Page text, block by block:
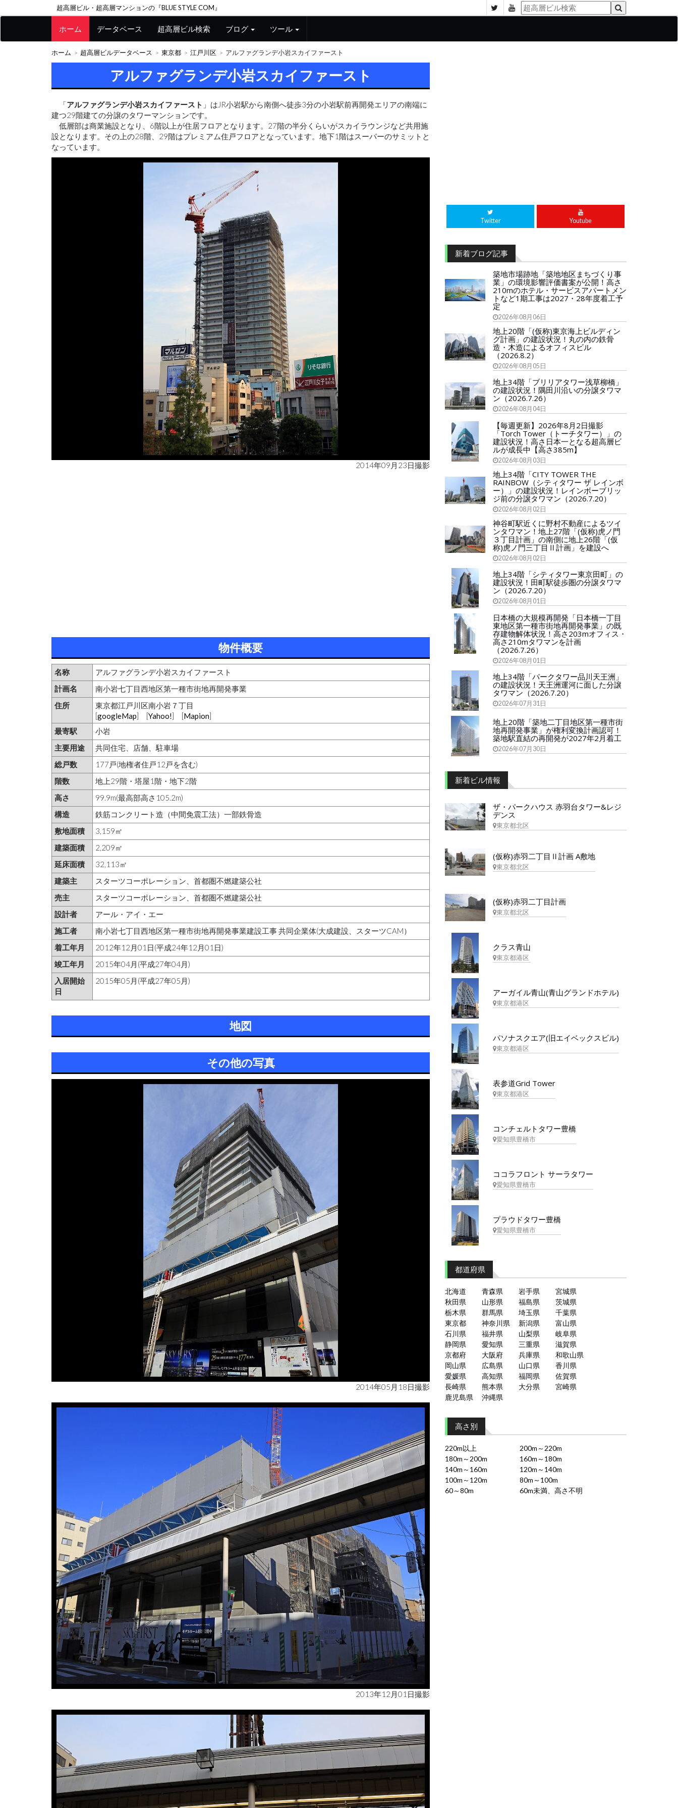
超高層ビル・超高層マンションの『BLUE STYLE COM』
ホーム データベース 超高層ビル検索 ブログ ツール
ホーム 超高層ビルデータベース 東京都 江戸川区 アルファグランデ小岩スカイファースト
アルファグランデ小岩スカイファースト
「アルファグランデ小岩スカイファースト 」はJR小岩駅から南側へ徒歩3分の小岩駅前再開発エリアの南端に
建つ29階建ての分譲のタワーマンションです。
低層部は商業施設となり、6階以上が住居フロアとなります。27階の半分くらいがスカイラウンジなど共用施
設となります。その上の28階、29階はプレミアム住戸フロアとなっています。地下1階はスーパーのサミットと
なっています。
2014年09月23日撮影
物件概要
名称
アルファグランデ小岩スカイファースト
計画名
南小岩七丁目西地区第一種市街地再開発事業
住所
東京都江戸川区南小岩７丁目
[googleMap] [Yahoo!] [Mapion]
最寄駅
小岩
主要用途
共同住宅、店舗、駐車場
総戸数
177戸(地権者住戸12戸を含む)
階数
地上29階・塔屋1階・地下2階
高さ
99.9m(最高部高さ105.2m)
構造
鉄筋コンクリート造（中間免震工法）一部鉄骨造
敷地面積
3,159㎡
建築面積
2,209㎡
延床面積
32,113㎡
建築主
スターツコーポレーション、首都圏不燃建築公社
売主
スターツコーポレーション、首都圏不燃建築公社
設計者
アール・アイ・エー
施工者
南小岩七丁目西地区第一種市街地再開発事業建設工事 共同企業体(大成建設、スターツCAM）
着工年月
2012年12月01日(平成24年12月01日)
竣工年月
2015年04月(平成27年04月)
入居開始
日
2015年05月(平成27年05月)
地図
その他の写真
2014年05月18日撮影
2013年12月01日撮影
Twitter Youtube
新着ブログ記事
築地市場跡地「築地地区まちづくり事
業」の環境影響評価書案が公開！高さ
210mのホテル・サービスアパートメン
トなど1期工事は2027・28年度着工予
定
2026年08月06日
地上20階「(仮称)東京海上ビルディン
グ計画」の建設状況！丸の内の鉄骨
造・木造によるオフィスビル
（2026.8.2）
2026年08月05日
地上34階「ブリリアタワー浅草柳橋」
の建設状況！隅田川沿いの分譲タワマ
ン（2026.7.26）
2026年08月04日
【毎週更新】2026年8月2日撮影
「Torch Tower（トーチタワー）」の
建設状況！高さ日本一となる超高層ビ
ルが成長中【高さ385m】
2026年08月03日
地上34階「CITY TOWER THE
RAINBOW（シティタワー ザ レインボ
ー）」の建設状況！レインボーブリッ
ジ前の分譲タワマン（2026.7.20）
2026年08月02日
神谷町駅近くに野村不動産によるツイ
ンタワマン！地上27階「(仮称)虎ノ門
３丁目計画」の南側に地上26階「(仮
称)虎ノ門三丁目Ⅱ計画」を建設へ
2026年08月02日
地上34階「シティタワー東京田町」の
建設状況！田町駅徒歩圏の分譲タワマ
ン（2026.7.20）
2026年08月01日
日本橋の大規模再開発「日本橋一丁目
東地区第一種市街地再開発事業」の既
存建物解体状況！高さ203mオフィス・
高さ210mタワマンを計画
（2026.7.26）
2026年08月01日
地上34階「パークタワー品川天王洲」
の建設状況！天王洲運河に面した分譲
タワマン（2026.7.20）
2026年07月31日
地上20階「築地二丁目地区第一種市街
地再開発事業」が権利変換計画認可！
築地駅直結の再開発が2027年2月着工
2026年07月30日
新着ビル情報
ザ・パークハウス 赤羽台タワー&レジ
デンス
東京都北区
(仮称)赤羽二丁目Ⅱ計画 A敷地
東京都北区
(仮称)赤羽二丁目計画
東京都北区
クラス青山
東京都港区
アーガイル青山(青山グランドホテル)
東京都港区
パソナスクエア(旧エイベックスビル)
東京都港区
表参道Grid Tower
東京都港区
コンチェルトタワー豊橋
愛知県豊橋市
ココラフロント サーラタワー
愛知県豊橋市
プラウドタワー豊橋
愛知県豊橋市
都道府県
北海道 青森県 岩手県
宮城県
秋田県
山形県 福島県
茨城県
栃木県
群馬県 埼玉県
千葉県
東京都
神奈川県 新潟県
富山県
石川県
福井県 山梨県
岐阜県
静岡県
愛知県 三重県
滋賀県
京都府
大阪府 兵庫県
和歌山県
岡山県
広島県 山口県
香川県
愛媛県
高知県 福岡県
佐賀県
長崎県
熊本県 大分県
宮崎県
鹿児島県
沖縄県
高さ別
220m以上
200m～220m
180m～200m
160m～180m
140m～160m
120m～140m
100m～120m
80m～100m
60～80m
60m未満、高さ不明